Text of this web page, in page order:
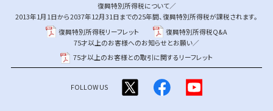
復興特別所得税について／
2013年1月1日から2037年12月31日までの25年間、復興特別所得税が課税されます。
復興特別所得税リーフレット
復興特別所得税Q&A
75才以上のお客様へのお知らせとお願い／
75才以上のお客様との取引に関するリーフレット
FOLLOW US